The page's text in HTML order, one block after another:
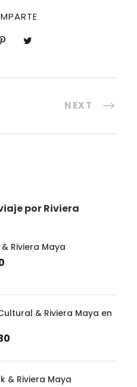
NEXT
por Riviera
Riviera Maya
& Riviera Maya en
& Riviera Maya